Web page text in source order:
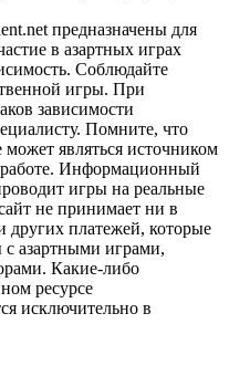
предназначены для
в азартных играх
Соблюдайте
игры. При
зависимости
Помните, что
может являться источником
работе. Информационный
игры на реальные
не принимает ни в
других платежей, которые
с азартными играми,
Какие-либо
ресурсе
исключительно в